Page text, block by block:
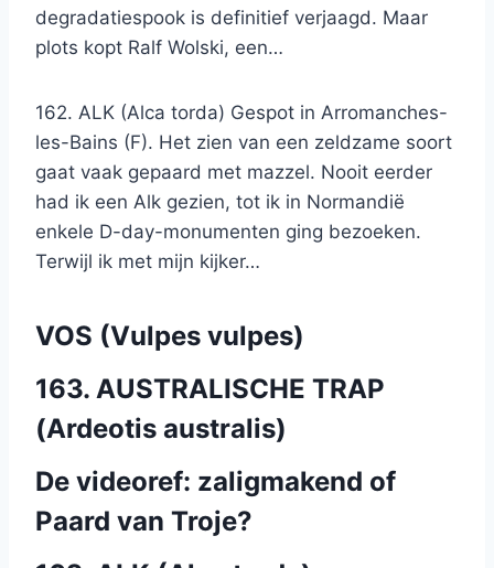
degradatiespook is definitief verjaagd. Maar
plots kopt Ralf Wolski, een…
162. ALK (Alca torda) Gespot in Arromanches-
les-Bains (F). Het zien van een zeldzame soort
gaat vaak gepaard met mazzel. Nooit eerder
had ik een Alk gezien, tot ik in Normandië
enkele D-day-monumenten ging bezoeken.
Terwijl ik met mijn kijker…
VOS (Vulpes vulpes)
163. AUSTRALISCHE TRAP
(Ardeotis australis)
De videoref: zaligmakend of
Paard van Troje?